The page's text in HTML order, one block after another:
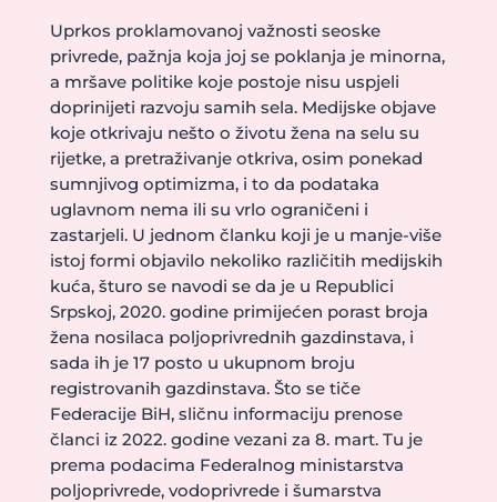
Uprkos proklamovanoj važnosti seoske
privrede, pažnja koja joj se poklanja je minorna,
a mršave politike koje postoje nisu uspjeli
doprinijeti razvoju samih sela. Medijske objave
koje otkrivaju nešto o životu žena na selu su
rijetke, a pretraživanje otkriva, osim ponekad
sumnjivog optimizma, i to da podataka
uglavnom nema ili su vrlo ograničeni i
zastarjeli. U jednom članku koji je u manje-više
istoj formi objavilo nekoliko različitih medijskih
kuća, šturo se navodi se da je u Republici
Srpskoj, 2020. godine primijećen porast broja
žena nosilaca poljoprivrednih gazdinstava, i
sada ih je 17 posto u ukupnom broju
registrovanih gazdinstava. Što se tiče
Federacije BiH, sličnu informaciju prenose
članci iz 2022. godine vezani za 8. mart. Tu je
prema podacima Federalnog ministarstva
poljoprivrede, vodoprivrede i šumarstva